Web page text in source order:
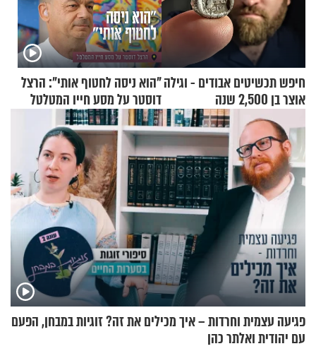
חיפש תכשיטים אבודים - וגילה
אוצר בן 2,500 שנה
"הוא ניסה לחטוף אותי": הרצל
דוסטר על מסע חייו המטלטל
פגיעה עצמית וחרדות – איך מכילים את זה? זוגיות במבחן, הפעם
עם יהודית ואלתר כהן